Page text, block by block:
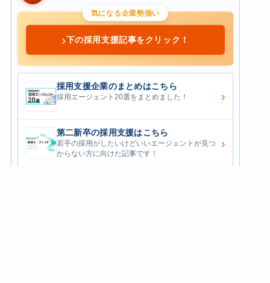
気になる企業勢揃い
›下の採用支援記事をクリック！
採用支援企業のまとめはこちら
採用エージェント20選をまとめました！ ›
第二新卒の採用支援はこちら
若手の採用がしたいけどいいエージェントが見つ
からない方に向けた記事です！
›